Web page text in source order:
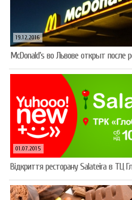
19.12.2016
McDonald’s во Львове открыт после
01.07.2015
Відкриття ресторану Salateirа в ТЦ